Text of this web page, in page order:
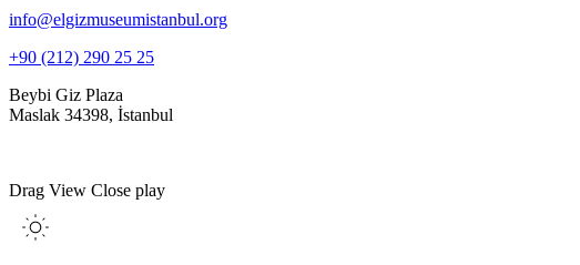
info@elgizmuseumistanbul.org
+90 (212) 290 25 25
Beybi Giz Plaza
Maslak 34398, İstanbul
Drag View Close play